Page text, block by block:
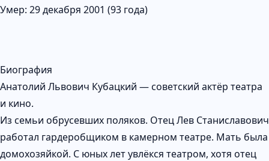
Умер: 29 декабря 2001 (93 года)
Биография
Анатолий Львович Кубацкий — советский актёр театра
и кино.
Из семьи обрусевших поляков. Отец Лев Станиславович
работал гардеробщиком в камерном театре. Мать была
домохозяйкой. С юных лет увлёкся театром, хотя отец